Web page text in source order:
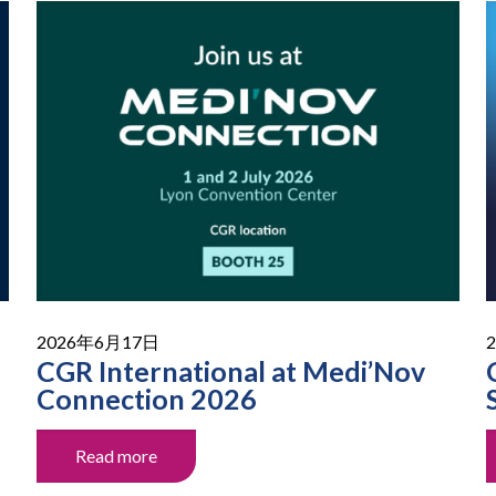
2026年6月17日
CGR International at Medi’Nov
Connection 2026
Read more